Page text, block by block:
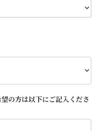
の方は以下にご記入くださ